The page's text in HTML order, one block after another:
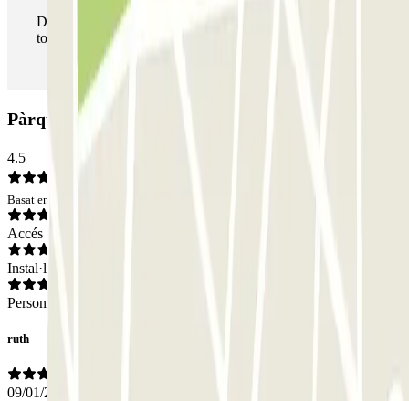
Durant la teva estada podràs entrar i sortir del pàrquing
totes les vegades que vulguis.
Pàrquing Plaza del Milenio: Opinions
4.5
Basat en 10 opinions
Accés
Instal·lacions
Personal
ruth
09/01/2026